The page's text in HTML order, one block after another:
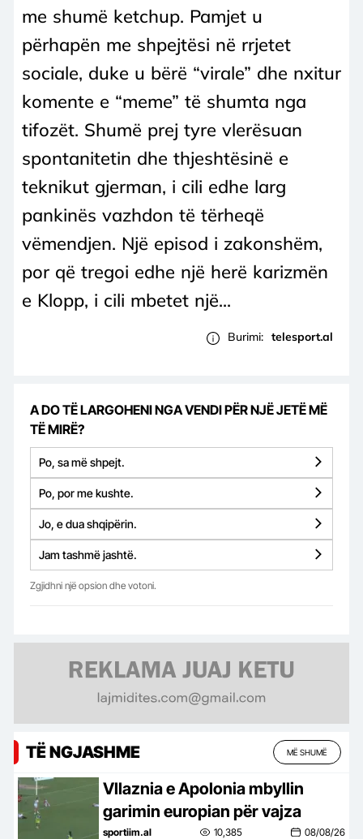
me shumë ketchup. Pamjet u
përhapën me shpejtësi në rrjetet
sociale, duke u bërë “virale” dhe nxitur
komente e “meme” të shumta nga
tifozët. Shumë prej tyre vlerësuan
spontanitetin dhe thjeshtësinë e
teknikut gjerman, i cili edhe larg
pankinës vazhdon të tërheqë
vëmendjen. Një episod i zakonshëm,
por që tregoi edhe një herë karizmën
e Klopp, i cili mbetet një...
Burimi: telesport.al
A DO TË LARGOHENI NGA VENDI PËR NJË JETË MË
TË MIRË?
Po, sa më shpejt.
Po, por me kushte.
Jo, e dua shqipërin.
Jam tashmë jashtë.
Zgjidhni një opsion dhe votoni.
TË NGJASHME MË SHUMË
Vllaznia e Apolonia mbyllin
garimin europian për vajza
sportiim.al 10,385 08/08/26